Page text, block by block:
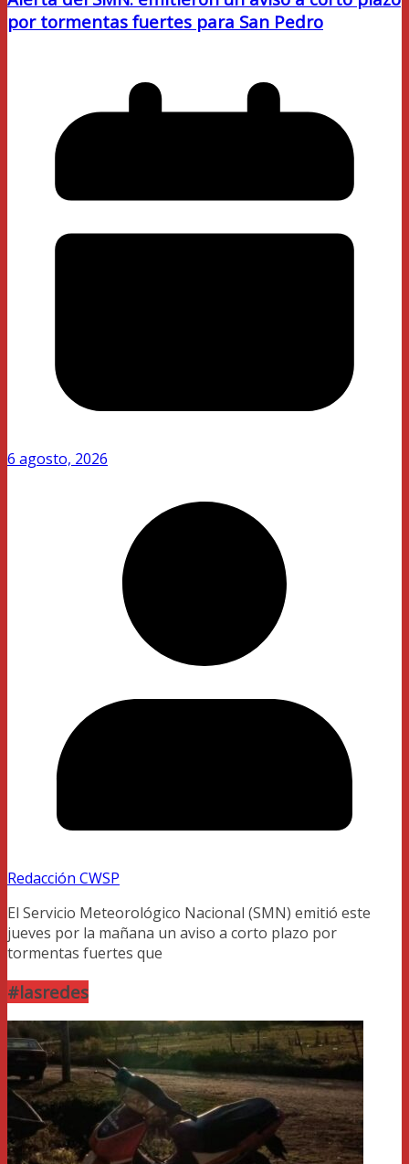
por tormentas fuertes para San Pedro
6 agosto, 2026
Redacción CWSP
El Servicio Meteorológico Nacional (SMN) emitió este
jueves por la mañana un aviso a corto plazo por
tormentas fuertes que
#lasredes